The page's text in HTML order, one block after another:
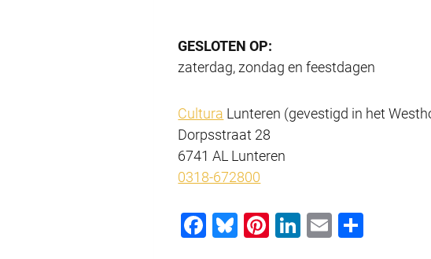
GESLOTEN OP:
zaterdag, zondag en feestdagen
Cultura Lunteren (gevestigd in het
Dorpsstraat 28
6741 AL Lunteren
0318-672800
F
Bl Pi Li
E